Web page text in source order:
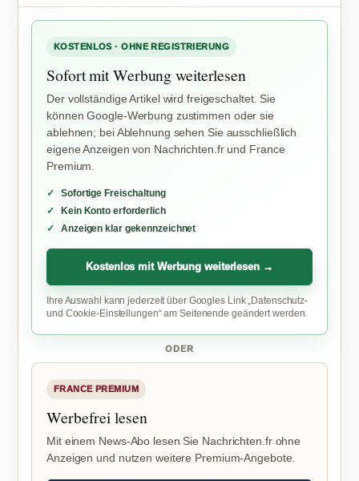
KOSTENLOS · OHNE REGISTRIERUNG
Sofort mit Werbung weiterlesen
Der vollständige Artikel wird freigeschaltet. Sie
können Google-Werbung zustimmen oder sie
ablehnen; bei Ablehnung sehen Sie ausschließlich
eigene Anzeigen von Nachrichten.fr und France
Premium.
Sofortige Freischaltung
Kein Konto erforderlich
Anzeigen klar gekennzeichnet
Kostenlos mit Werbung weiterlesen →
Ihre Auswahl kann jederzeit über Googles Link „Datenschutz-
und Cookie-Einstellungen“ am Seitenende geändert werden.
ODER
FRANCE PREMIUM
Werbefrei lesen
Mit einem News-Abo lesen Sie Nachrichten.fr ohne
Anzeigen und nutzen weitere Premium-Angebote.